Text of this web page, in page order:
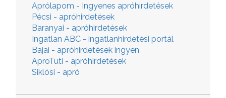
Aprólapom - Ingyenes apróhirdetések
Pécsi - apróhirdetések
Baranyai - apróhirdetések
Ingatlan ABC - ingatlanhirdetési portál
Bajai - apróhirdetések ingyen
AproTuti - apróhirdetések
Siklósi - apró